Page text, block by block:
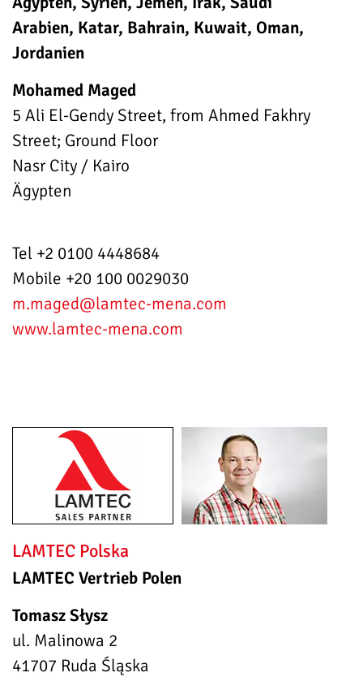
Arabien, Katar, Bahrain, Kuwait, Oman,
Jordanien
Mohamed Maged
5 Ali El-Gendy Street, from Ahmed Fakhry
Street; Ground Floor
Nasr City / Kairo
Ägypten
Tel +2 0100 4448684
Mobile +20 100 0029030
m.maged@lamtec-mena.com
www.lamtec-mena.com
LAMTEC Polska
LAMTEC Vertrieb Polen
Tomasz Słysz
ul. Malinowa 2
41707 Ruda Śląska